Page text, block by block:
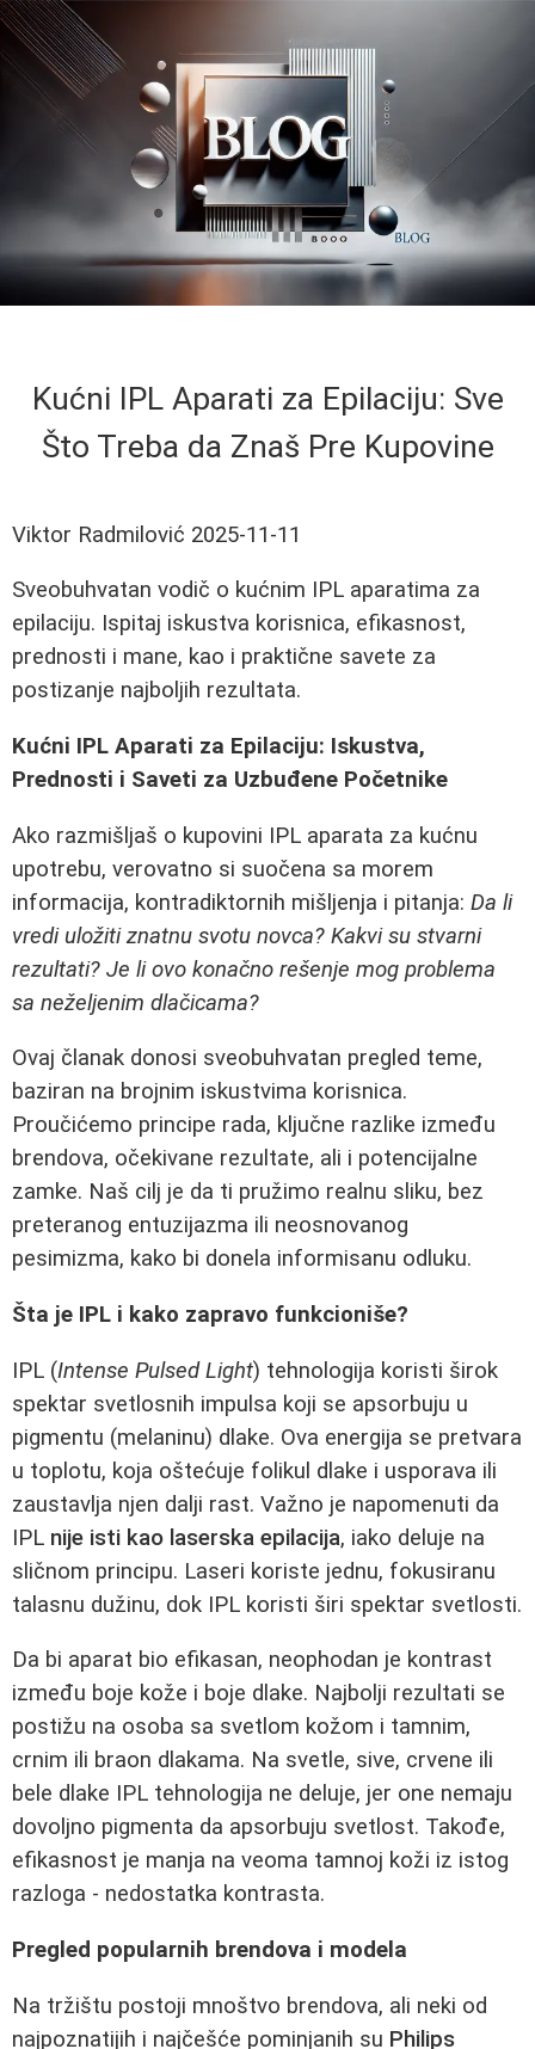
Kućni IPL Aparati za Epilaciju: Sve
Što Treba da Znaš Pre Kupovine
Viktor Radmilović 2025-11-11
Sveobuhvatan vodič o kućnim IPL aparatima za
epilaciju. Ispitaj iskustva korisnica, efikasnost,
prednosti i mane, kao i praktične savete za
postizanje najboljih rezultata.
Kućni IPL Aparati za Epilaciju: Iskustva,
Prednosti i Saveti za Uzbuđene Početnike
Ako razmišljaš o kupovini IPL aparata za kućnu
upotrebu, verovatno si suočena sa morem
informacija, kontradiktornih mišljenja i pitanja: Da li
vredi uložiti znatnu svotu novca? Kakvi su stvarni
rezultati? Je li ovo konačno rešenje mog problema
sa neželjenim dlačicama?
Ovaj članak donosi sveobuhvatan pregled teme,
baziran na brojnim iskustvima korisnica.
Proučićemo principe rada, ključne razlike između
brendova, očekivane rezultate, ali i potencijalne
zamke. Naš cilj je da ti pružimo realnu sliku, bez
preteranog entuzijazma ili neosnovanog
pesimizma, kako bi donela informisanu odluku.
Šta je IPL i kako zapravo funkcioniše?
IPL (Intense Pulsed Light) tehnologija koristi širok
spektar svetlosnih impulsa koji se apsorbuju u
pigmentu (melaninu) dlake. Ova energija se pretvara
u toplotu, koja oštećuje folikul dlake i usporava ili
zaustavlja njen dalji rast. Važno je napomenuti da
IPL nije isti kao laserska epilacija, iako deluje na
sličnom principu. Laseri koriste jednu, fokusiranu
talasnu dužinu, dok IPL koristi širi spektar svetlosti.
Da bi aparat bio efikasan, neophodan je kontrast
između boje kože i boje dlake. Najbolji rezultati se
postižu na osoba sa svetlom kožom i tamnim,
crnim ili braon dlakama. Na svetle, sive, crvene ili
bele dlake IPL tehnologija ne deluje, jer one nemaju
dovoljno pigmenta da apsorbuju svetlost. Takođe,
efikasnost je manja na veoma tamnoj koži iz istog
razloga - nedostatka kontrasta.
Pregled popularnih brendova i modela
Na tržištu postoji mnoštvo brendova, ali neki od
najpoznatijih i najčešće pominjanih su Philips